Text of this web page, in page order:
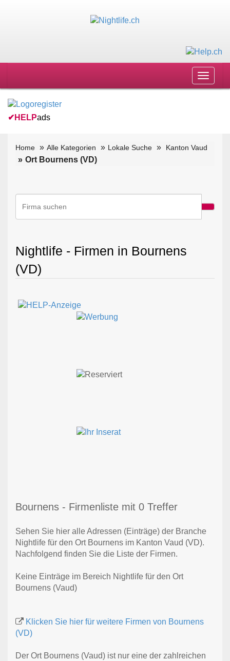
Toggle
✔ HELPads
Home Alle Kategorien Lokale Suche Kanton Vaud
Ort Bournens (VD)
Nightlife - Firmen in Bournens
(VD)
Bournens - Firmenliste mit 0 Treffer
Sehen Sie hier alle Adressen (Einträge) der Branche
Nightlife für den Ort Bournens im Kanton Vaud (VD).
Nachfolgend finden Sie die Liste der Firmen.
Keine Einträge im Bereich Nightlife für den Ort
Bournens (Vaud)
Klicken Sie hier für weitere Firmen von Bournens
(VD)
Der Ort Bournens (Vaud) ist nur eine der zahlreichen